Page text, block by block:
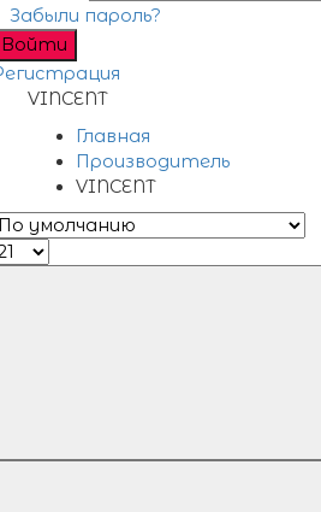
Забыли пароль?
Войти
VINCENT
Главная
Производитель
VINCENT